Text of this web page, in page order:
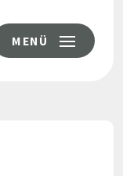
MENÜ